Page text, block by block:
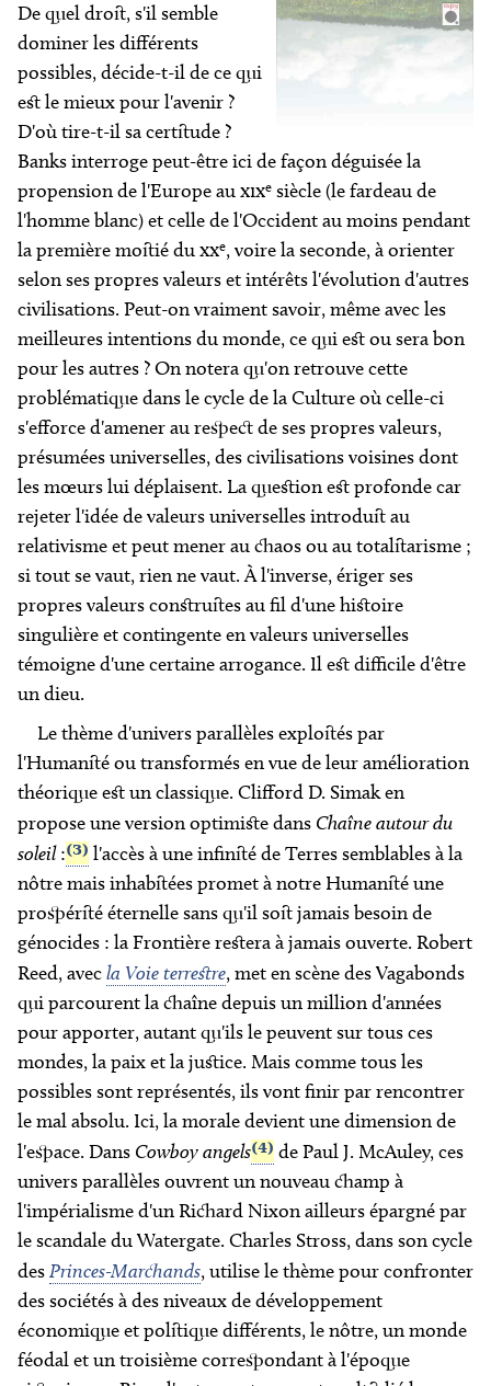
De quel droit, s'il semble
dominer les différents
possibles, décide-t-il de ce qui
est le mieux pour l'avenir ?
D'où tire-t-il sa certitude ?
Banks interroge peut-être ici de façon déguisée la
propension de l'Europe auxixe siècle (le fardeau de
l'homme blanc) et celle de l'Occident au moins pendant
la première moitié duxxe, voire la seconde, à orienter
selon ses propres valeurs et intérêts l'évolution d'autres
civilisations. Peut-on vraiment savoir, même avec les
meilleures intentions du monde, ce qui est ou sera bon
pour les autres ? On notera qu'on retrouve cette
problématique dans le cycle de la Culture où celle-ci
s'efforce d'amener au respect de ses propres valeurs,
présumées universelles, des civilisations voisines dont
les mœurs lui déplaisent. La question est profonde car
rejeter l'idée de valeurs universelles introduit au
relativisme et peut mener au chaos ou au totalitarisme ;
si tout se vaut, rien ne vaut. À l'inverse, ériger ses
propres valeurs construites au fil d'une histoire
singulière et contingente en valeurs universelles
témoigne d'une certaine arrogance. Il est difficile d'être
un dieu.
Le thème d'univers parallèles exploités par
l'Humanité ou transformés en vue de leur amélioration
théorique est un classique. Clifford D. Simak en
propose une version optimiste dans Chaîne autour du
soleil:(3) l'accès à une infinité de Terres semblables à la
nôtre mais inhabitées promet à notre Humanité une
prospérité éternelle sans qu'il soit jamais besoin de
génocides : la Frontière restera à jamais ouverte. Robert
Reed, avecla Voie terrestre, met en scène des Vagabonds
qui parcourent la chaîne depuis un million d'années
pour apporter, autant qu'ils le peuvent sur tous ces
mondes, la paix et la justice. Mais comme tous les
possibles sont représentés, ils vont finir par rencontrer
le mal absolu. Ici, la morale devient une dimension de
l'espace. Dans Cowboy angels(4) de Paul J. McAuley, ces
univers parallèles ouvrent un nouveau champ à
l'impérialisme d'un Richard Nixon ailleurs épargné par
le scandale du Watergate. Charles Stross, dans son cycle
desPrinces-Marchands, utilise le thème pour confronter
des sociétés à des niveaux de développement
économique et politique différents, le nôtre, un monde
féodal et un troisième correspondant à l'époque